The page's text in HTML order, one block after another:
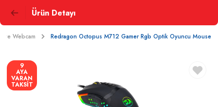
Ürün Detayı
ve Webcam Redragon Octopus M712 Gamer Rgb Optik Oyuncu Mouse
9
AYA
VARAN
TAKSİT